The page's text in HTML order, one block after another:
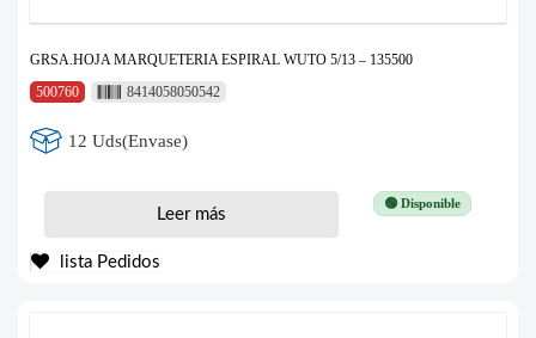
GRSA.HOJA MARQUETERIA ESPIRAL WUTO 5/13 – 135500
500760
8414058050542
12 Uds(Envase)
🟢 Disponible
Leer más
lista Pedidos